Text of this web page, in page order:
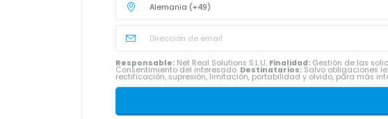
Responsable: Net Real Solutions S.L.U. Finalidad: Gestión de las
Consentimiento del interesado. Destinatarios: Salvo obligaciones
rectificación, supresión, limitación, portabilidad y olvido, para más